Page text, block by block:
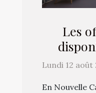
Les
Lundi 12 août
En Nouvelle